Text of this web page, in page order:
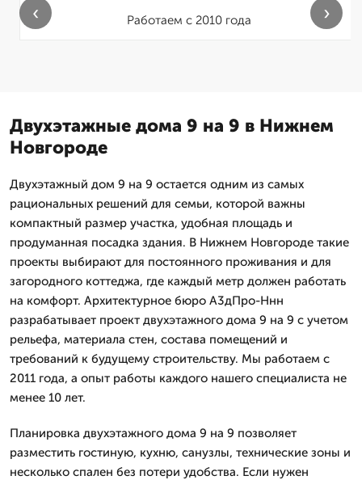
Работаем с 2010 года
‹ ›
Двухэтажные дома 9 на 9 в Нижнем
Новгороде
Двухэтажный дом 9 на 9 остается одним из самых
рациональных решений для семьи, которой важны
компактный размер участка, удобная площадь и
продуманная посадка здания. В Нижнем Новгороде такие
проекты выбирают для постоянного проживания и для
загородного коттеджа, где каждый метр должен работать
на комфорт. Архитектурное бюро А3дПро-Ннн
разрабатывает проект двухэтажного дома 9 на 9 с учетом
рельефа, материала стен, состава помещений и
требований к будущему строительству. Мы работаем с
2011 года, а опыт работы каждого нашего специалиста не
менее 10 лет.
Планировка двухэтажного дома 9 на 9 позволяет
разместить гостиную, кухню, санузлы, технические зоны и
несколько спален без потери удобства. Если нужен